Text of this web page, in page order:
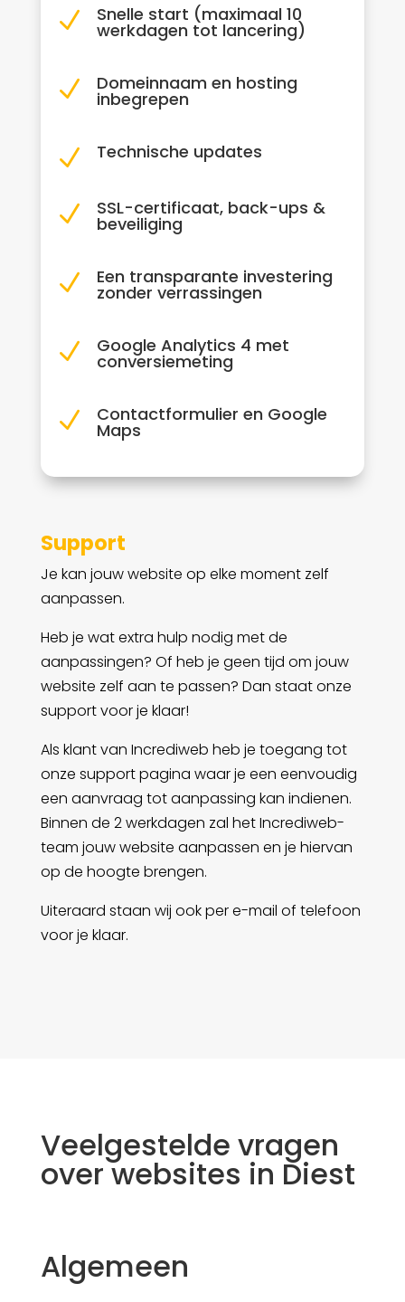
N Snelle start (maximaal 10
werkdagen tot lancering)
N Domeinnaam en hosting
inbegrepen
N Technische updates
N SSL-certificaat, back-ups &
beveiliging
N Een transparante investering
zonder verrassingen
N Google Analytics 4 met
conversiemeting
N Contactformulier en Google
Maps
Support
Je kan jouw website op elke moment zelf
aanpassen.
Heb je wat extra hulp nodig met de
aanpassingen? Of heb je geen tijd om jouw
website zelf aan te passen? Dan staat onze
support voor je klaar!
Als klant van Incrediweb heb je toegang tot
onze support pagina waar je een eenvoudig
een aanvraag tot aanpassing kan indienen.
Binnen de 2 werkdagen zal het Incrediweb-
team jouw website aanpassen en je hiervan
op de hoogte brengen.
Uiteraard staan wij ook per e-mail of telefoon
voor je klaar.
Veelgestelde vragen
over websites in Diest
Algemeen